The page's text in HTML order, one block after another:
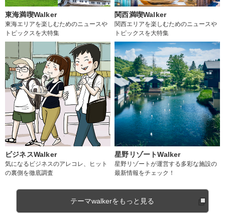
東海満喫Walker
東海エリアを楽しむためのニュースや
トピックスを大特集
関西満喫Walker
関西エリアを楽しむためのニュースや
トピックスを大特集
ビジネスWalker
気になるビジネスのアレコレ、ヒット
の裏側を徹底調査
星野リゾートWalker
星野リゾートが運営する多彩な施設の
最新情報をチェック！
テーマwalkerをもっと見る